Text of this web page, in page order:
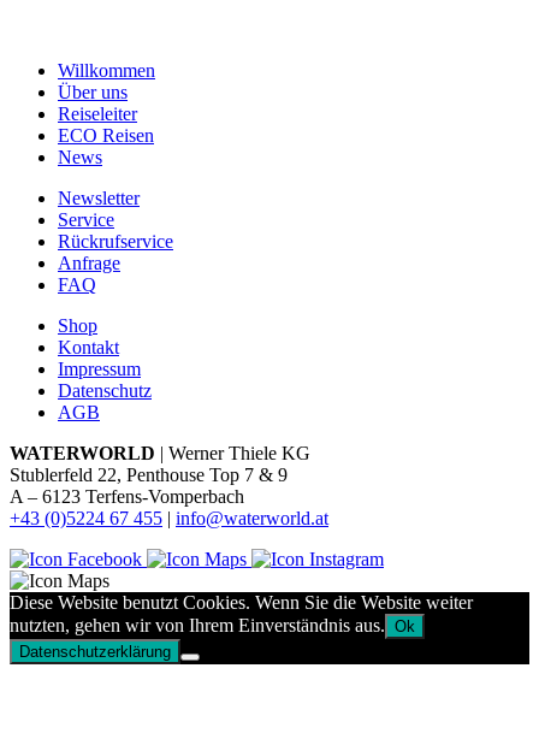
Willkommen
Über uns
Reiseleiter
ECO Reisen
News
Newsletter
Service
Rückrufservice
Anfrage
FAQ
Shop
Kontakt
Impressum
Datenschutz
AGB
WATERWORLD | Werner Thiele KG
Stublerfeld 22, Penthouse Top 7 & 9
A – 6123 Terfens-Vomperbach
+43 (0)5224 67 455 | info@waterworld.at
Diese Website benutzt Cookies. Wenn Sie die Website weiter
nutzten, gehen wir von Ihrem Einverständnis aus. Ok
Datenschutzerklärung